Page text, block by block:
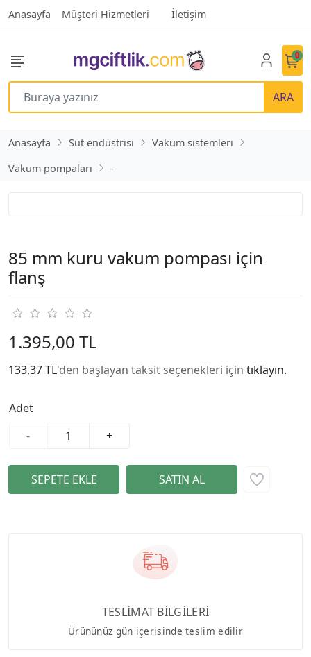
Anasayfa Müşteri Hizmetleri İletişim
ARA
0
Anasayfa Süt endüstrisi
Vakum sistemleri
Vakum pompaları
-
85 mm kuru vakum pompası için
flanş
1.395,00 TL
133,37 TL'den başlayan taksit seçenekleri için tıklayın.
Adet
-
+
TESLİMAT BİLGİLERİ
Ürününüz gün içerisinde teslim edilir